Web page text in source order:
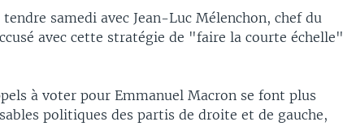
samedi avec Jean-Luc Mélenchon, chef du
avec cette stratégie de "faire la courte échelle"
à voter pour Emmanuel Macron se font plus
politiques des partis de droite et de gauche,